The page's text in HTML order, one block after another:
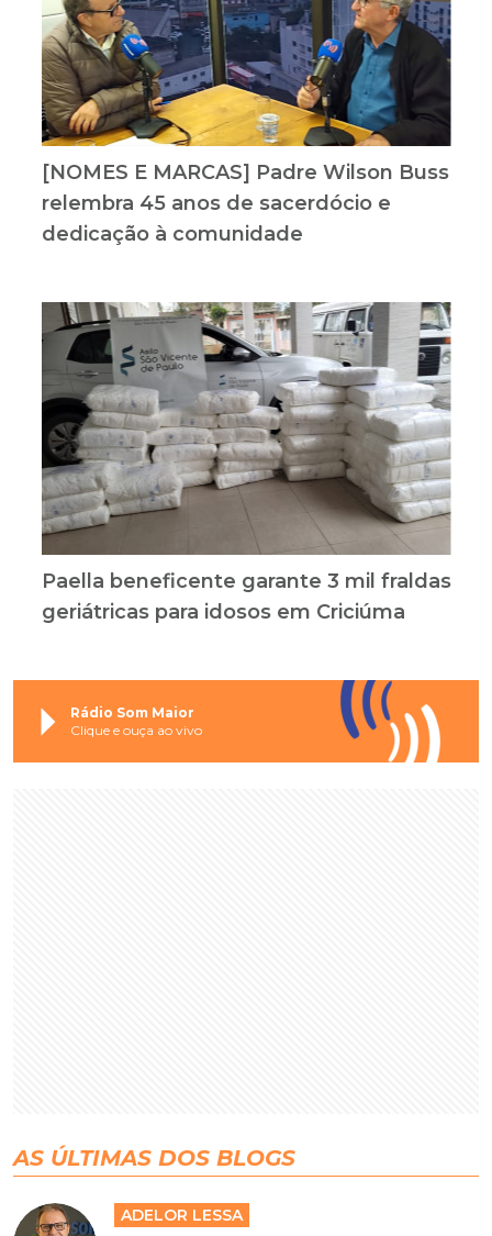
[NOMES E MARCAS] Padre Wilson Buss
relembra 45 anos de sacerdócio e
dedicação à comunidade
Paella beneficente garante 3 mil fraldas
geriátricas para idosos em Criciúma
Rádio Som Maior
Clique e ouça ao vivo
AS ÚLTIMAS DOS BLOGS
ADELOR LESSA